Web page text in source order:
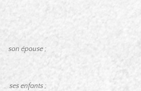
son épouse ;
ses enfants ;